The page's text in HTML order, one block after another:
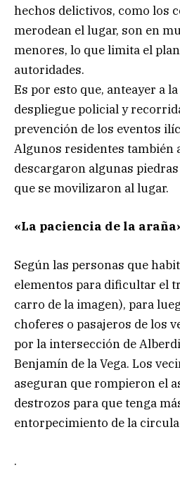
hechos delictivos, como los
merodean el lugar, son en
menores, lo que limita el
autoridades.
Es por esto que, anteayer a
despliegue policial y
prevención de los eventos
Algunos residentes también
descargaron algunas
que se movilizaron al lugar.
«La paciencia de la
Según las personas que
elementos para dificultar el
carro de la imagen), para
choferes o pasajeros de los
por la intersección de
Benjamín de la Vega. Los
aseguran que rompieron el
destrozos para que tenga
entorpecimiento de la
.